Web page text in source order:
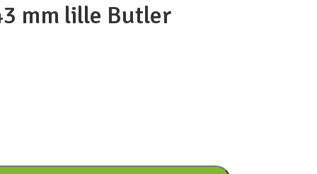
mm lille Butler